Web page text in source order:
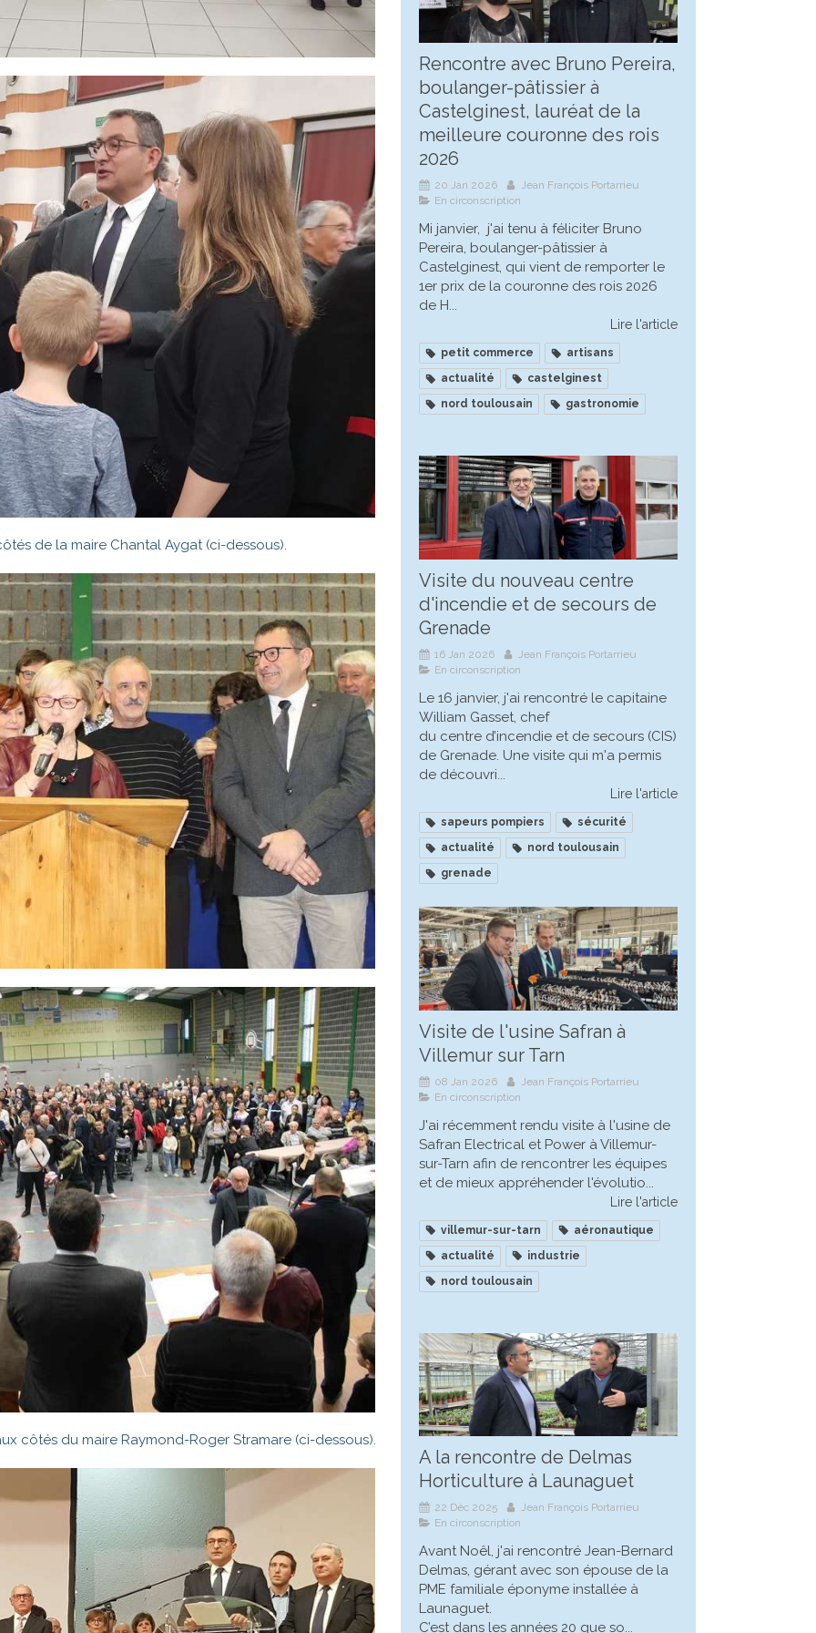
de la maire Chantal Aygat (ci-dessous).
côtés du maire Raymond-Roger Stramare (ci-dessous).
Rencontre avec Bruno Pereira,
boulanger-pâtissier à
Castelginest, lauréat de la
meilleure couronne des rois
2026
20 Jan 2026
Jean François Portarrieu
En circonscription
Mi janvier, j'ai tenu à féliciter Bruno
Pereira, boulanger-pâtissier à
Castelginest, qui vient de remporter le
1er prix de la couronne des rois 2026
de H...
Lire l'article
petit commerce
artisans
actualité
castelginest
nord toulousain
gastronomie
Visite du nouveau centre
d'incendie et de secours de
Grenade
16 Jan 2026
Jean François Portarrieu
En circonscription
Le 16 janvier, j'ai rencontré le capitaine
William Gasset, chef
du centre d’incendie et de secours (CIS)
de Grenade. Une visite qui m'a permis
de découvri...
Lire l'article
sapeurs pompiers
sécurité
actualité
nord toulousain
grenade
Visite de l'usine Safran à
Villemur sur Tarn
08 Jan 2026
Jean François Portarrieu
En circonscription
J'ai récemment rendu visite à l'usine de
Safran Electrical et Power à Villemur-
sur-Tarn afin de rencontrer les équipes
et de mieux appréhender l'évolutio...
Lire l'article
villemur-sur-tarn
aéronautique
actualité
industrie
nord toulousain
A la rencontre de Delmas
Horticulture à Launaguet
22 Déc 2025
Jean François Portarrieu
En circonscription
Avant Noêl, j'ai rencontré Jean-Bernard
Delmas, gérant avec son épouse de la
PME familiale éponyme installée à
Launaguet.
C’est dans les années 20 que so...